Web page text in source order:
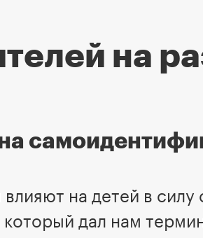
на
на детей в силу
дал нам